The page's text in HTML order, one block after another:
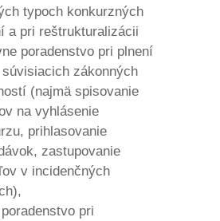
typoch konkurzných
a pri reštrukturalizácii
poradenstvo pri plnení
zákonných
(najmä spisovanie
na vyhlásenie
prihlasovanie
zastupovanie
v incidenčných
poradenstvo pri